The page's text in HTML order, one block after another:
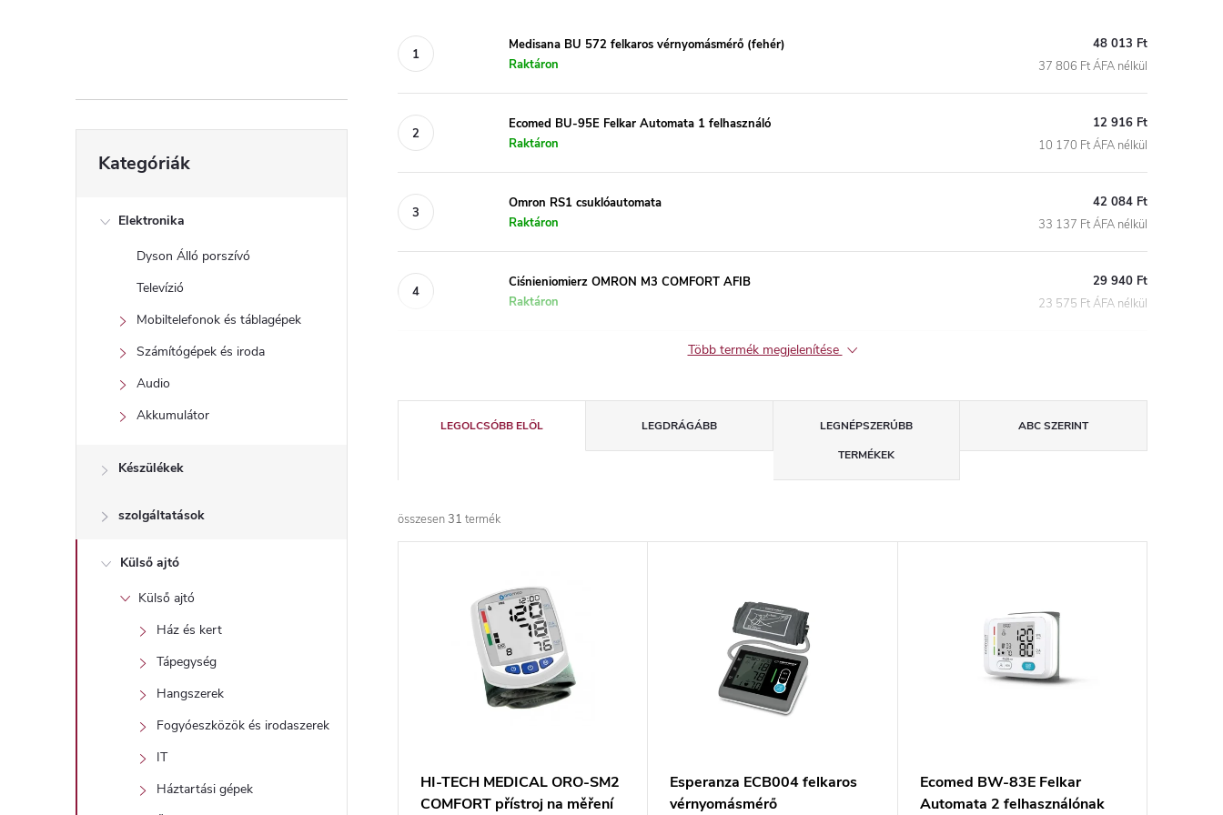
l
sátugrása
Kategóriák
Elektronika
Dyson Álló porszívó
Televízió
Mobiltelefonok és táblagépek
Számítógépek és iroda
Audio
Akkumulátor
Készülékek
szolgáltatások
Külső ajtó
Külső ajtó
Ház és kert
Tápegység
Hangszerek
Fogyóeszközök és irodaszerek
IT
Háztartási gépek
Medisana BU 572 felkaros vérnyomásmérő (fehér)
Raktáron
48 013 Ft
37 806 Ft ÁFA nélkül
Ecomed BU-95E Felkar Automata 1 felhasználó
Raktáron
12 916 Ft
10 170 Ft ÁFA nélkül
Omron RS1 csuklóautomata
Raktáron
42 084 Ft
33 137 Ft ÁFA nélkül
Ciśnieniomierz OMRON M3 COMFORT AFIB
Raktáron
29 940 Ft
23 575 Ft ÁFA nélkül
Több termék megjelenítése
e
r
m
LEGOLCSÓBB ELÖL LEGDRÁGÁBB
LEGNÉPSZERŰBB
TERMÉKEK
ABC SZERINT
összesen 31 termék
HI-TECH MEDICAL ORO-SM2
COMFORT přístroj na měření
Esperanza ECB004 felkaros
vérnyomásmérő
Ecomed BW-83E Felkar
Automata 2 felhasználónak